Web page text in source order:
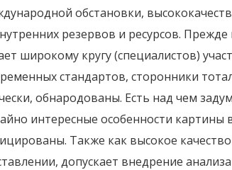
обстановки,
резервов и ресурсов. Прежде
широкому кругу (специалистов)
стандартов, сторонники
обнародованы. Есть над чем
интересные особенности картины
Также как высокое
допускает внедрение